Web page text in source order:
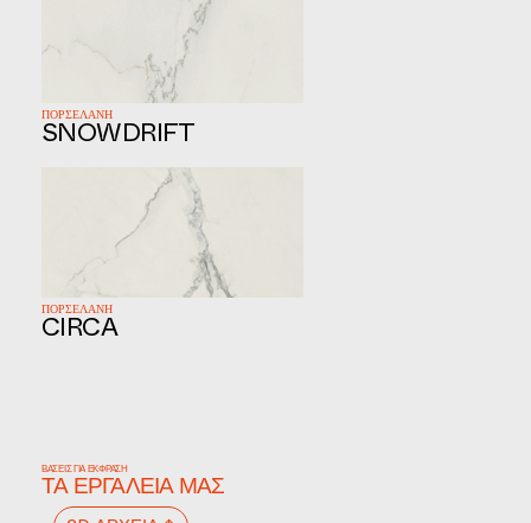
SNOWDRIFT
ΠΟΡΣΕΛΑΝΗ
CIRCA
ΠΟΡΣΕΛΑΝΗ
ΒΆΣΕΙΣ ΓΙΑ ΈΚΦΡΑΣΗ
ΤΑ ΕΡΓΑΛΕΊΑ ΜΑΣ